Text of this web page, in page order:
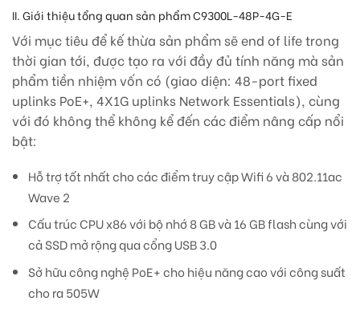
II. Giới thiệu tổng quan sản phẩm C9300L-48P-4G-E
Với mục tiêu để kế thừa sản phẩm sẽ end of life trong
thời gian tới, được tạo ra với đầy đủ tính năng mà sản
phẩm tiền nhiệm vốn có (giao diện: 48-port fixed
uplinks PoE+, 4X1G uplinks Network Essentials), cùng
với đó không thể không kể đến các điểm nâng cấp nổi
bật:
Hỗ trợ tốt nhất cho các điểm truy cập Wifi 6 và 802.11ac
Wave 2
Cấu trúc CPU x86 với bộ nhớ 8 GB và 16 GB flash cùng với
cả SSD mở rộng qua cổng USB 3.0
Sở hữu công nghệ PoE+ cho hiệu năng cao với công suất
cho ra 505W